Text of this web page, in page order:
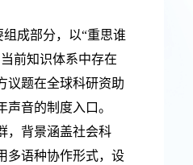
成部分，以“重思谁
前知识体系中存在
议题在全球科研资助
音的制度入口。
，背景涵盖社会科
多语种协作形式，设